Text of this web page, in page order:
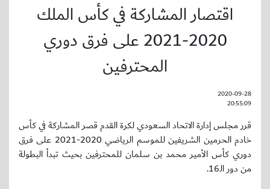
اقتصار المشاركة في كأس الملك
2020-2021 على فرق دوري
المحترفين
2020-09-28
20:55:09
قرر مجلس إدارة الاتحاد السعودي لكرة القدم قصر المشاركة في كأس
خادم الحرمين الشريفين للموسم الرياضي 2020-2021 على فرق
دوري كأس الأمير محمد بن سلمان للمحترفين بحيث تبدأ البطولة
من دور الـ16.